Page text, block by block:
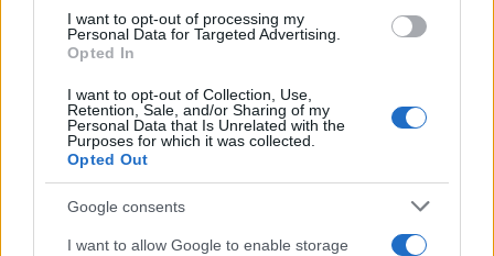
I want to opt-out of processing my
Personal Data for Targeted Advertising.
Opted In
I want to opt-out of Collection, Use,
Retention, Sale, and/or Sharing of my
Personal Data that Is Unrelated with the
Purposes for which it was collected.
Opted Out
Google consents
I want to allow Google to enable storage
αεράμυνας – οι
προκλήσεις για την
Ελλάδα
07/08/2026 1
κατά ρωσικών
ραντάρ στην Κριμαία
07/08/2026